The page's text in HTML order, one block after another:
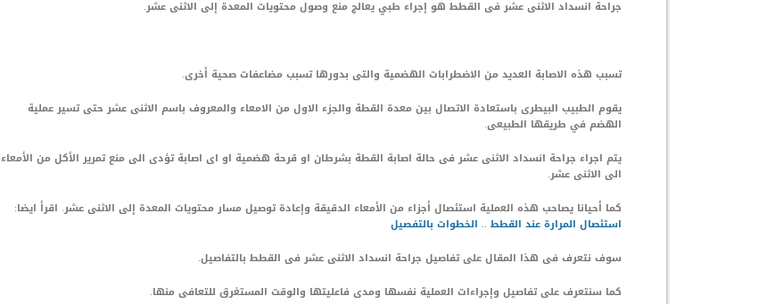
جراحة انسداد الاثنى عشر فى القطط هو إجراء طبي يعالج منع وصول محتويات المعدة إلى الاثنى عشر.
تسبب هذه الاصابة العديد من الاضطرابات الهضمية والتى بدورها تسبب مضاعفات صحية أخرى.
يقوم الطبيب البيطرى باستعادة الاتصال بين معدة القطة والجزء الاول من الامعاء والمعروف باسم الاثنى عشر حتى تسير عملية
الهضم في طريقها الطبيعى.
يتم اجراء جراحة انسداد الاثنى عشر فى حالة اصابة القطة بشرطان او قرحة هضمية او اى اصابة تؤدى الى منع تمرير الأكل من الأمعاء
الى الاثنى عشر.
كما أحيانا يصاحب هذه العملية استئصال أجزاء من الأمعاء الدقيقة وإعادة توصيل مسار محتويات المعدة إلى الاثنى عشر. اقرأ ايضا:
استئصال المرارة عند القطط .. الخطوات بالتفصيل
سوف نتعرف فى هذا المقال على تفاصيل جراحة انسداد الاثنى عشر فى القطط بالتفاصيل.
كما سنتعرف على تفاصيل وإجراءات العملية نفسها ومدى فاعليتها والوقت المستغرق للتعافى منها.